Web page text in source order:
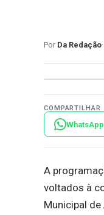
Da Redação
COMPARTILHAR
WhatsApp
A
voltados à
Municipal